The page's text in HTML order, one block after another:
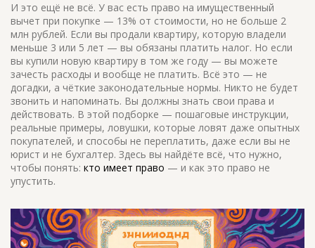
И это ещё не всё. У вас есть право на имущественный
вычет при покупке — 13% от стоимости, но не больше 2
млн рублей. Если вы продали квартиру, которую владели
меньше 3 или 5 лет — вы обязаны платить налог. Но если
вы купили новую квартиру в том же году — вы можете
зачесть расходы и вообще не платить. Всё это — не
догадки, а чёткие законодательные нормы. Никто не будет
звонить и напоминать. Вы должны знать свои права и
действовать. В этой подборке — пошаговые инструкции,
реальные примеры, ловушки, которые ловят даже опытных
покупателей, и способы не переплатить, даже если вы не
юрист и не бухгалтер. Здесь вы найдёте всё, что нужно,
чтобы понять: кто имеет право — и как это право не
упустить.